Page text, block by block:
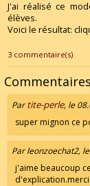
J'ai réalisé ce
élèves.
Voici le résultat:
3 commentaire(s)
Commentaires
Partite-perle, le
super mignon ce
Par leonzoechat2,
j'aime beaucoup
d'explication.merci